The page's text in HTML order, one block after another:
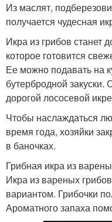
Из маслят,
получается чудесная
Икра из грибов станет
которое готовится
Ее можно подавать на
бутербродной закуски.
дорогой лососевой
Чтобы наслаждаться
время года, хозяйки
в баночках.
Грибная икра из
Икра из вареных
вариантом. Грибочки
Ароматного запаха